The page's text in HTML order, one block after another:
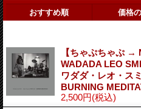
おすすめ順 価格
【ちゃぷちゃぷ →
WADADA LEO
ワダダ・レオ・ス
BURNING
2,500円(税込)